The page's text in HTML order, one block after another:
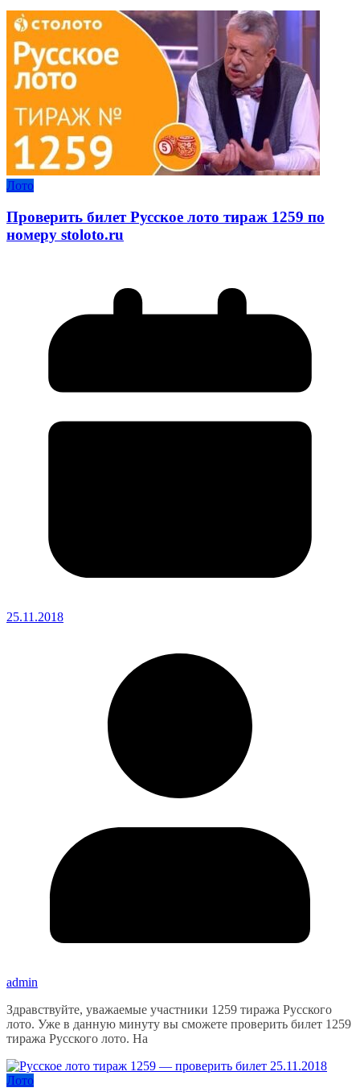
Лото
Проверить билет Русское лото тираж 1259 по
номеру stoloto.ru
25.11.2018
admin
Здравствуйте, уважаемые участники 1259 тиража Русского
лото. Уже в данную минуту вы сможете проверить билет 1259
тиража Русского лото. На
Лото